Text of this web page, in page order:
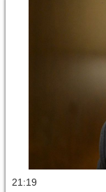
21:19